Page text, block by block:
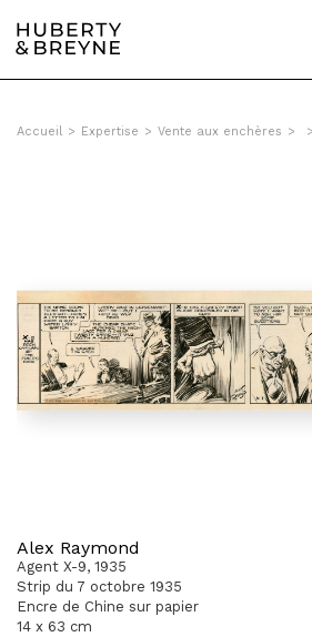
Accueil > Expertise > Vente aux enchères > >
Alex Raymond
Agent X-9, 1935
Strip du 7 octobre 1935
Encre de Chine sur papier
14 x 63 cm